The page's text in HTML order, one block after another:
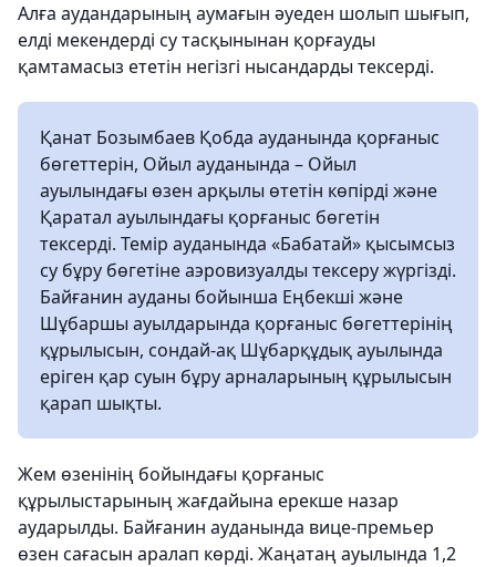
Алға аудандарының аумағын әуеден шолып шығып,
елді мекендерді су тасқынынан қорғауды
қамтамасыз ететін негізгі нысандарды тексерді.
Қанат Бозымбаев Қобда ауданында қорғаныс
бөгеттерін, Ойыл ауданында – Ойыл
ауылындағы өзен арқылы өтетін көпірді және
Қаратал ауылындағы қорғаныс бөгетін
тексерді. Темір ауданында «Бабатай» қысымсыз
су бұру бөгетіне аэровизуалды тексеру жүргізді.
Байғанин ауданы бойынша Еңбекші және
Шұбаршы ауылдарында қорғаныс бөгеттерінің
құрылысын, сондай-ақ Шұбарқұдық ауылында
еріген қар суын бұру арналарының құрылысын
қарап шықты.
Жем өзенінің бойындағы қорғаныс
құрылыстарының жағдайына ерекше назар
аударылды. Байғанин ауданында вице-премьер
өзен сағасын аралап көрді. Жаңатаң ауылында 1,2